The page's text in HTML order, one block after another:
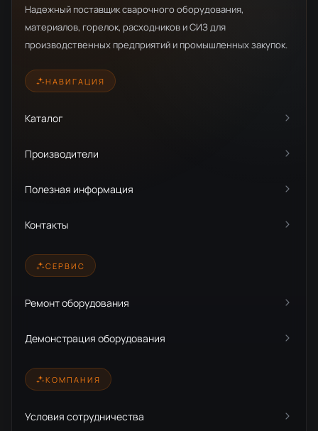
Надежный поставщик сварочного оборудования,
материалов, горелок, расходников и СИЗ для
производственных предприятий и промышленных закупок.
НАВИГАЦИЯ
Каталог
Производители
Полезная информация
Контакты
СЕРВИС
Ремонт оборудования
Демонстрация оборудования
КОМПАНИЯ
Условия сотрудничества